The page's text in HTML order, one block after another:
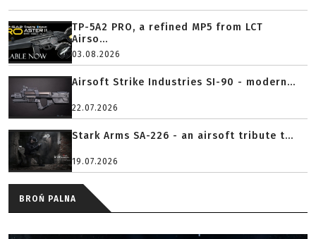
TP-5A2 PRO, a refined MP5 from LCT
Airso...
03.08.2026
Airsoft Strike Industries SI-90 - modern...
22.07.2026
Stark Arms SA-226 - an airsoft tribute t...
19.07.2026
BROŃ PALNA